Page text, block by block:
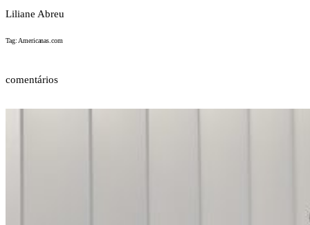
Liliane Abreu
Tag: Americanas.com
comentários